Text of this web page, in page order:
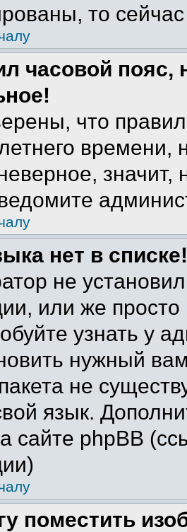
то
часовой пояс,
что
значит,
нет в списке!
не
или же
узнать у
нужный
не
язык.
сайте phpBB
поместить